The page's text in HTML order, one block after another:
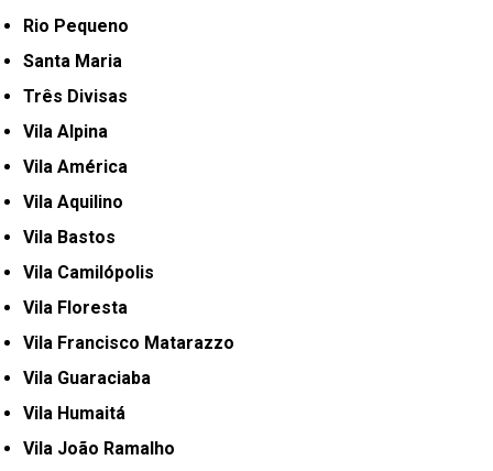
Rio Pequeno
Santa Maria
Três Divisas
Vila Alpina
Vila América
Vila Aquilino
Vila Bastos
Vila Camilópolis
Vila Floresta
Vila Francisco Matarazzo
Vila Guaraciaba
Vila Humaitá
Vila João Ramalho